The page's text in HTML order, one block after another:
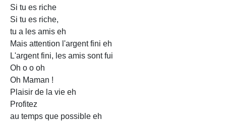
Si tu es riche
Si tu es riche,
tu a les amis eh
Mais attention l'argent fini eh
L'argent fini, les amis sont fui
Oh o o oh
Oh Maman !
Plaisir de la vie eh
Profitez
au temps que possible eh